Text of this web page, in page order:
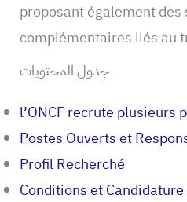
proposant également des
complémentaires liés au
جدول المحتويات
l’ONCF recrute plusieurs
Postes Ouverts et
Profil Recherché
Conditions et Candidature